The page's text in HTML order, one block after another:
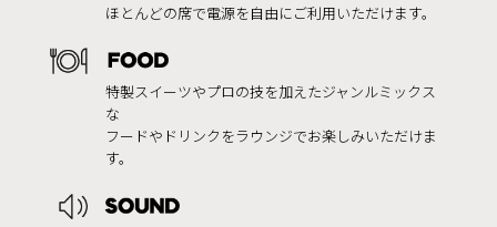
ほとんどの席で電源を自由にご利用いただけます。
特製スイーツやプロの技を加えたジャンルミックス
な
フードやドリンクをラウンジでお楽しみいただけま
す。